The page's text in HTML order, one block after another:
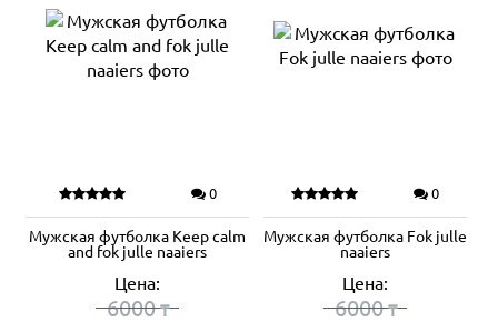
0
Мужская футболка Keep calm
and fok julle naaiers
Цена:
6000₸
0
Мужская футболка Fok julle
naaiers
Цена:
6000₸